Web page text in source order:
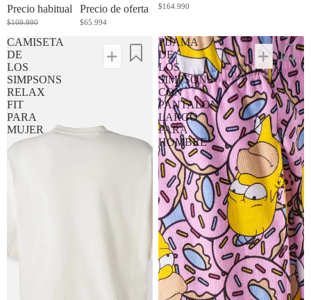
Precio de oferta
$65.994
Precio habitual
$109.990
$164.990
CAMISETA
DE
LOS
SIMPSONS
RELAX
FIT
PARA
MUJER
PIJAMA
DE
LOS
SIMPSONS
CON
PANTALON
LARGO
PARA
HOMBRE